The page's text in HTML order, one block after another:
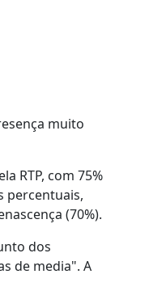
muito
RTP, com 75%
percentuais,
(70%).
dos
de media". A